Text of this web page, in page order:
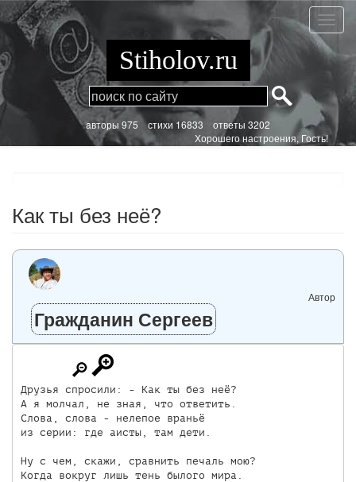
Перейти
к
основному
содержанию
Как
ты
без
неё?
Stiholov.ru
aвторы 975стихи 16833 ответы 3202
Хорошего настроения, Гость!
Как ты без неё?
Автор
Гражданин Сергеев
Друзья спросили: - Как ты без неё?
А я молчал, не зная, что ответить.
Слова, слова - нелепое враньё
из серии: где аисты, там дети.
Ну с чем, скажи, сравнить печаль мою?
Когда вокруг лишь тень былого мира.